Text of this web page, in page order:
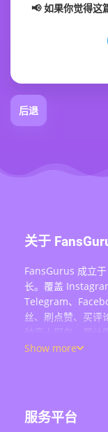
📢 如果你觉得这
后退
关于
FansGurus 成立
长。覆盖
Telegram、
丝、刷点赞、买评
种真人服务，累计
Show more
服务平台